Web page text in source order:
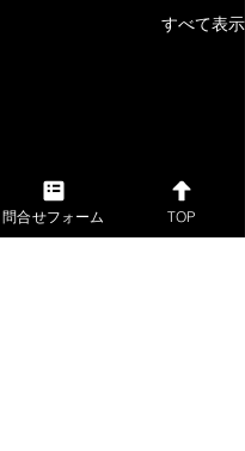
すべて表示
問合せフォーム TOP